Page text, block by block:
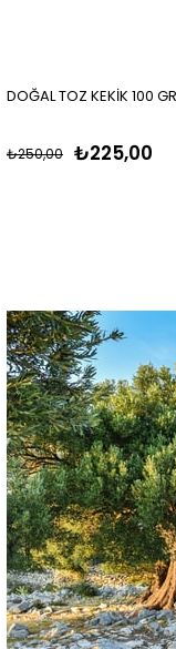
DOĞAL TOZ KEKİK 100
₺225,00
₺250,00